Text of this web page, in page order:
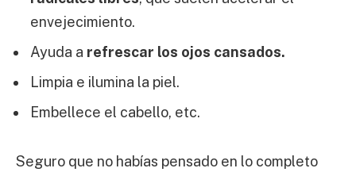
envejecimiento.
Ayuda a refrescar los ojos cansados.
Limpia e ilumina la piel.
Embellece el cabello, etc.
Seguro que no habías pensado en lo completo